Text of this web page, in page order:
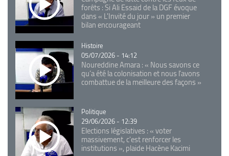
forêts : Si Ali Essaid de la DGF évoque
dans « L'Invité du jour » un premier
bilan encourageant
Catégorie
Histoire
05/07/2026 - 14:12
Noureddine Amara : « Nous savons ce
qu’a été la colonisation et nous l’avons
combattue de la meilleure des façons »
Catégorie
Politique
29/06/2026 - 12:39
Elections législatives : « voter
massivement, c'est renforcer les
institutions », plaide Hacène Kacimi